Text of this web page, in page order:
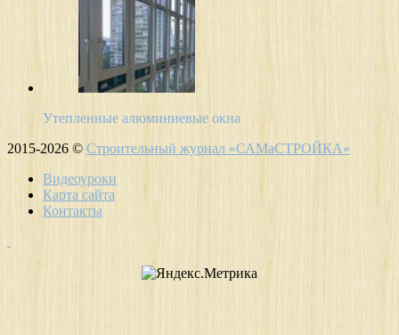
Утепленные алюминиевые окна
2015-2026 © Строительный журнал «САМаСТРОЙКА»
Видеоуроки
Карта сайта
Контакты